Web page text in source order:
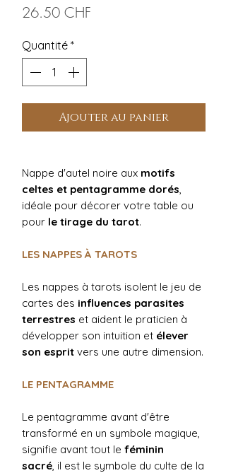
26.50 CHF
Quantité *
Ajouter au panier
Nappe d'autel noire aux motifs
celtes et pentagramme dorés,
idéale pour décorer votre table ou
pour le tirage du tarot.
LES NAPPES À TAROTS
Les nappes à tarots isolent le jeu de
cartes des influences parasites
terrestres et aident le praticien à
développer son intuition et élever
son esprit vers une autre dimension.
LE PENTAGRAMME
Le pentagramme avant d'être
transformé en un symbole magique,
signifie avant tout le féminin
sacré, il est le symbole du culte de la